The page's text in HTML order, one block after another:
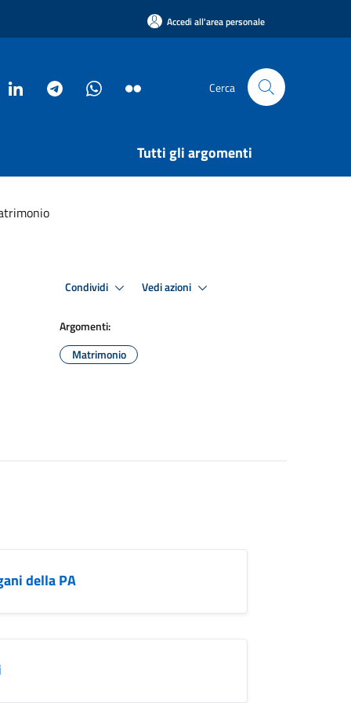
Accedi all'area personale
Cerca
Tutti gli argomenti
Condividi Vedi azioni
Argomenti:
Matrimonio
della PA